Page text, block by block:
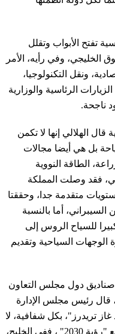
تفتح الأبواب وتقلل
الخليجي، وفي رأيه، الأمر
ونقل التكنولوجيا،
الرئاسية والوزارية
ناجحة.
الهلالي إنها لا تكمن
بل هي أيضا مجالات
الطاقة النووية
فقد وصلت المملكة
متقدمة جدا، وحققتا
أما بالنسبة
للسياح الروس إلى
الوجهات السياحية وتقديم
دول مجلس التعاون
، قال رئيس مجلس الإدارة
تريدرز"، بكل شفافية، لا
تبع منتجك فحسب، بل بع حلا يتماشى مع "رؤية 2030" ، ففي الخليج،